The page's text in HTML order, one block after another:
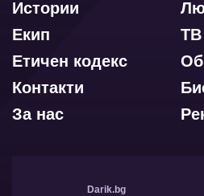
Истории
ТВ
Екип
Етичен кодекс
Контакти
За нас
Darik.bg